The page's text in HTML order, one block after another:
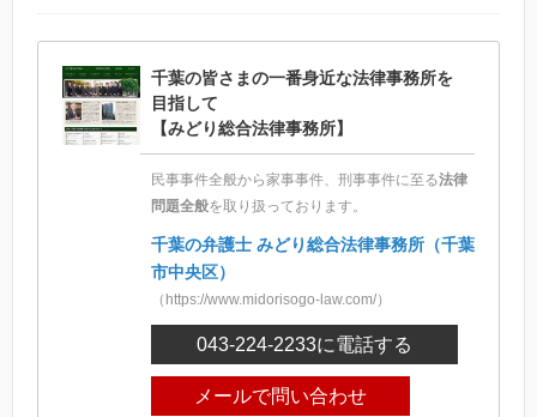
千葉の皆さまの一番身近な法律事務所を
目指して
【みどり総合法律事務所】
民事事件全般から家事事件、刑事事件に至る法律
問題全般を取り扱っております。
千葉の弁護士 みどり総合法律事務所（千葉
市中央区）
（https://www.midorisogo-law.com/）
043-224-2233に電話する
メールで問い合わせ